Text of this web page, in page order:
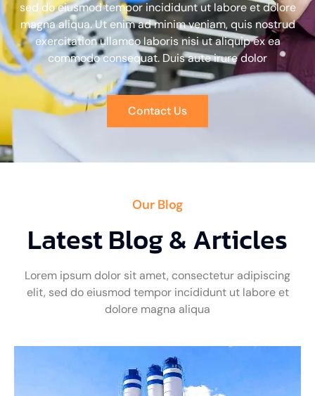
sed do eiusmod tempor incididunt ut labore et dolore
magna aliqua. Ut enim ad minim veniam, quis nostrud
exercitation ullamco laboris nisi ut aliquip ex ea
commodo consequat. Duis aute irure dolor
Contact Us
Our Blog
Latest Blog & Articles
Lorem ipsum dolor sit amet, consectetur adipiscing
elit, sed do eiusmod tempor incididunt ut labore et
dolore magna aliqua